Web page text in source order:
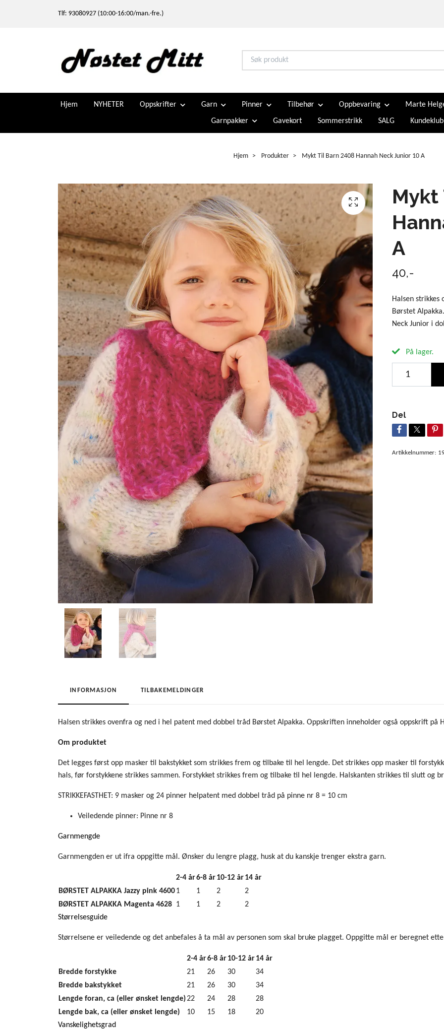
Tlf: 93080927 (10:00-16:00/man.-fre.)
Hjem NYHETER Oppskrifter Garn Pinner Tilbehør Oppbevaring Marte
Garnpakker Gavekort Sommerstrikk SALG
Hjem Produkter Mykt Til Barn 2408 Hannah Neck Junior 10 A
Mykt
A
40,-
Halsen
Børstet
Neck Junior i
På lager.
Del
Artikkelnummer:
INFORMASJON TILBAKEMELDINGER
Halsen strikkes ovenfra og ned i hel patent med dobbel tråd Børstet Alpakka. Oppskriften inneholder også oppskrift på
Om produktet
Det legges først opp masker til bakstykket som strikkes frem og tilbake til hel lengde. Det strikkes opp masker til
hals, før forstykkene strikkes sammen. Forstykket strikkes frem og tilbake til hel lengde. Halskanten strikkes til slutt og
STRIKKEFASTHET: 9 masker og 24 pinner helpatent med dobbel tråd på pinne nr 8 = 10 cm
Veiledende pinner: Pinne nr 8
Garnmengde
Garnmengden er ut ifra oppgitte mål. Ønsker du lengre plagg, husk at du kanskje trenger ekstra garn.
2-4 år6-8 år10-12 år14 år
BØRSTET ALPAKKA Jazzy pink 46001 1 2
2
BØRSTET ALPAKKA Magenta 4628 1 1 2
2
Størrelsesguide
Størrelsene er veiledende og det anbefales å ta mål av personen som skal bruke plagget. Oppgitte mål er beregnet
2-4 år6-8 år10-12 år14 år
Bredde forstykke
21 26 30
34
Bredde bakstykket
21 26 30
34
Lengde foran, ca (eller ønsket lengde)22 24 28
28
Lengde bak, ca (eller ønsket lengde)
10 15 18
20
Vanskelighetsgrad